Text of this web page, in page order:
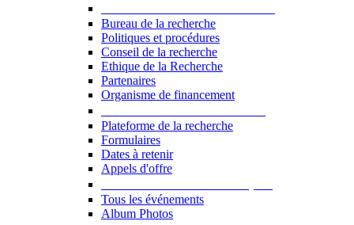
Bureau de la recherche
Politiques et procédures
Conseil de la recherche
Ethique de la Recherche
Partenaires
Organisme de financement
Plateforme de la recherche
Formulaires
Dates à retenir
Appels d'offre
Tous les événements
Album Photos